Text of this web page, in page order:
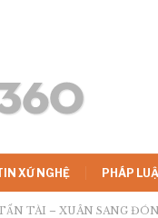
XỨ NGHỆ PHÁP
TÀI – XUÂN SANG